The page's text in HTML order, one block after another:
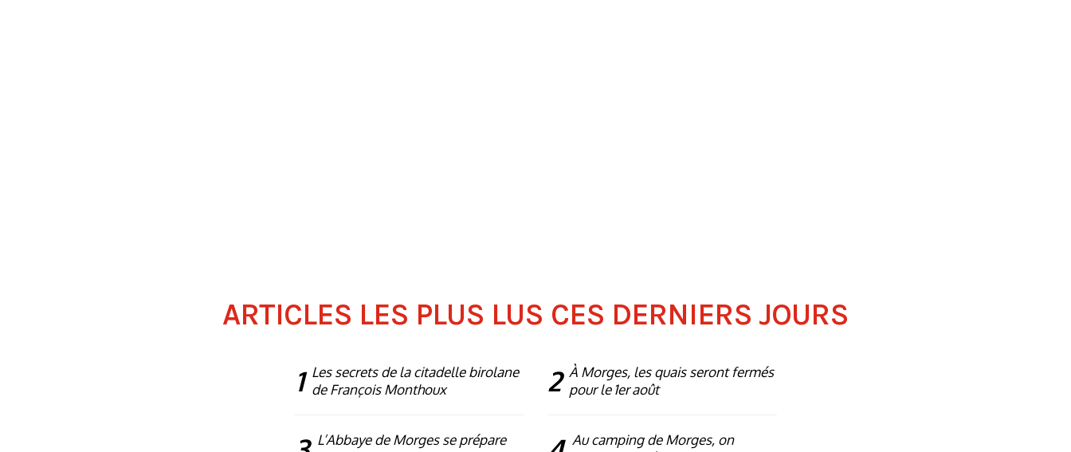
ARTICLES LES PLUS LUS CES DERNIERS JOURS
1 Les secrets de la citadelle birolane
de François Monthoux
2 À Morges, les quais seront fermés
pour le 1er août
L’Abbaye de Morges se prépare
Au camping de Morges, on